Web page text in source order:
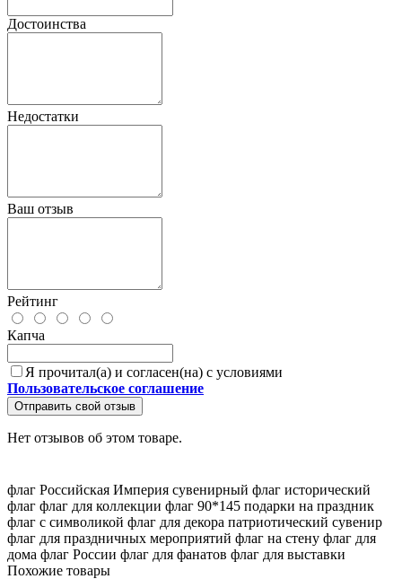
Достоинства
Недостатки
Ваш отзыв
Рейтинг
Капча
Я прочитал(а) и согласен(на) с условиями
Пользовательское соглашение
Отправить свой отзыв
Нет отзывов об этом товаре.
флаг Российская Империя сувенирный флаг исторический
флаг флаг для коллекции флаг 90*145 подарки на праздник
флаг с символикой флаг для декора патриотический сувенир
флаг для праздничных мероприятий флаг на стену флаг для
дома флаг России флаг для фанатов флаг для выставки
Похожие товары